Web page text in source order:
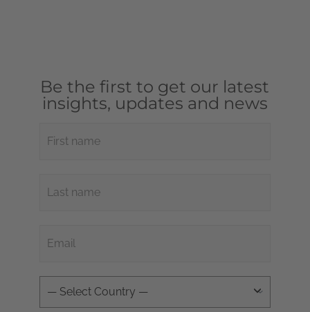
Be the first to get our latest
insights, updates and news